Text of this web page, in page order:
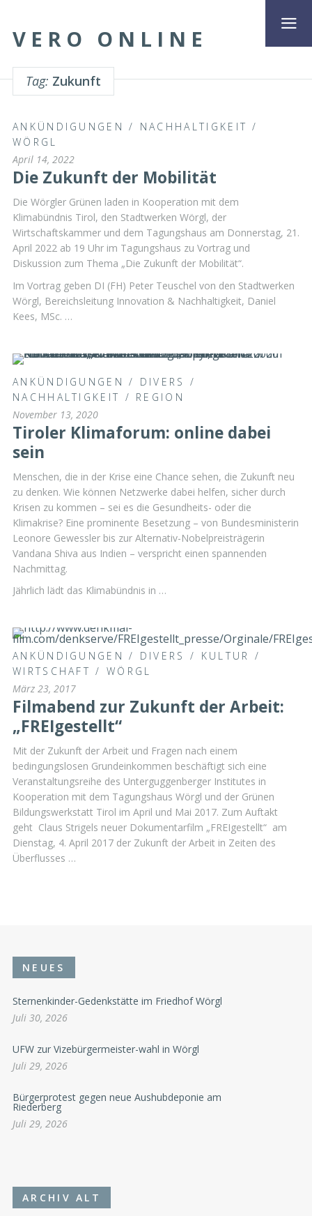
VERO ONLINE
Tag: Zukunft
ANKÜNDIGUNGEN / NACHHALTIGKEIT /
WÖRGL
April 14, 2022
Die Zukunft der Mobilität
Die Wörgler Grünen laden in Kooperation mit dem
Klimabündnis Tirol, den Stadtwerken Wörgl, der
Wirtschaftskammer und dem Tagungshaus am Donnerstag, 21.
April 2022 ab 19 Uhr im Tagungshaus zu Vortrag und
Diskussion zum Thema „Die Zukunft der Mobilität“.
Im Vortrag geben DI (FH) Peter Teuschel von den Stadtwerken
Wörgl, Bereichsleitung Innovation & Nachhaltigkeit, Daniel
Kees, MSc. …
ANKÜNDIGUNGEN / DIVERS
/
NACHHALTIGKEIT / REGION
November 13, 2020
Tiroler Klimaforum: online dabei
sein
Menschen, die in der Krise eine Chance sehen, die Zukunft neu
zu denken. Wie können Netzwerke dabei helfen, sicher durch
Krisen zu kommen – sei es die Gesundheits- oder die
Klimakrise? Eine prominente Besetzung – von Bundesministerin
Leonore Gewessler bis zur Alternativ-Nobelpreisträgerin
Vandana Shiva aus Indien – verspricht einen spannenden
Nachmittag.
Jährlich lädt das Klimabündnis in …
ANKÜNDIGUNGEN / DIVERS / KULTUR
/
WIRTSCHAFT / WÖRGL
März 23, 2017
Filmabend zur Zukunft der Arbeit:
„FREIgestellt“
Mit der Zukunft der Arbeit und Fragen nach einem
bedingungslosen Grundeinkommen beschäftigt sich eine
Veranstaltungsreihe des Unterguggenberger Institutes in
Kooperation mit dem Tagungshaus Wörgl und der Grünen
Bildungswerkstatt Tirol im April und Mai 2017. Zum Auftakt
geht Claus Strigels neuer Dokumentarfilm „FREIgestellt“ am
Dienstag, 4. April 2017 der Zukunft der Arbeit in Zeiten des
Überflusses …
NEUES
Sternenkinder-Gedenkstätte im Friedhof Wörgl
Juli 30, 2026
UFW zur Vizebürgermeister-wahl in Wörgl
Juli 29, 2026
Bürgerprotest gegen neue Aushubdeponie am
Riederberg
Juli 29, 2026
ARCHIV ALT